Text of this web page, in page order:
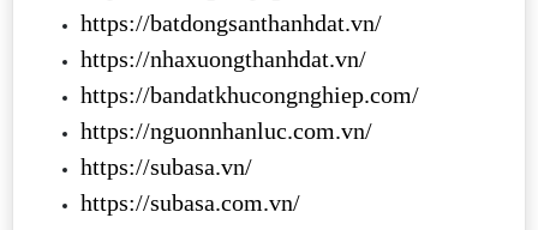
https://batdongsanthanhdat.vn/
https://nhaxuongthanhdat.vn/
https://bandatkhucongnghiep.com/
https://nguonnhanluc.com.vn/
https://subasa.vn/
https://subasa.com.vn/